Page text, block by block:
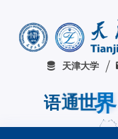
天津大学
语通世界